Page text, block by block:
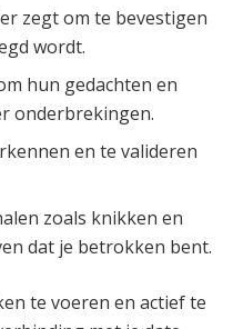
zegt om te bevestigen
wordt.
hun gedachten en
onderbrekingen.
en te valideren
zoals knikken en
dat je betrokken bent.
te voeren en actief te